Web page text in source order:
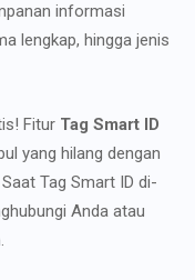
informasi
lengkap, hingga jenis
Fitur Tag Smart ID
yang hilang dengan
Tag Smart ID di-
Anda atau